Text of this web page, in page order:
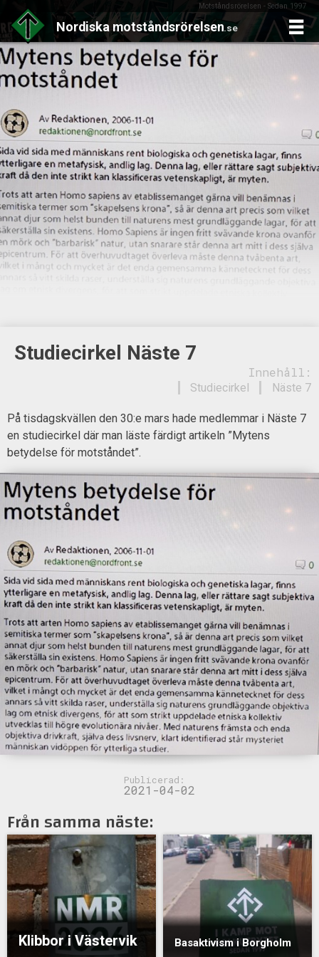
Motståndsrörelsen - Sedan 1997
Nordiska motståndsrörelsen.se
Skip
to
Studiecirkel Näste 7
Innehåll:
Näste 7
Studiecirkel
På tisdagskvällen den 30:e mars hade medlemmar i Näste 7
en studiecirkel där man läste färdigt artikeln ”Mytens
betydelse för motståndet”.
Publicerad:
2021-04-02
Från samma näste:
Klibbor i Västervik Basaktivism i Borgholm